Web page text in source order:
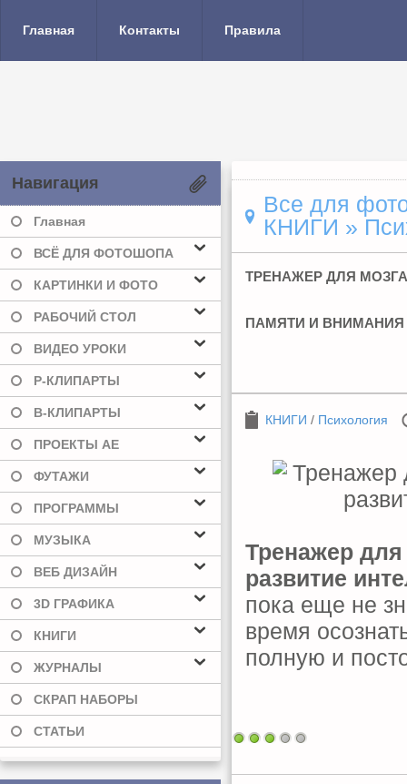
Главная Контакты Правила
Навигация
Главная
ВСЁ ДЛЯ ФОТОШОПА
КАРТИНКИ И ФОТО
РАБОЧИЙ СТОЛ
ВИДЕО УРОКИ
Р-КЛИПАРТЫ
В-КЛИПАРТЫ
ПРОЕКТЫ AE
ФУТАЖИ
ПРОГРАММЫ
МУЗЫКА
ВЕБ ДИЗАЙН
3D ГРАФИКА
КНИГИ
ЖУРНАЛЫ
СКРАП НАБОРЫ
СТАТЬИ
Все для
КНИГИ »
ТРЕНАЖЕР ДЛЯ
ПАМЯТИ И ВНИМАНИЯ
КНИГИ / Психология
Тренажер для
развитие
пока еще не
время
полную и